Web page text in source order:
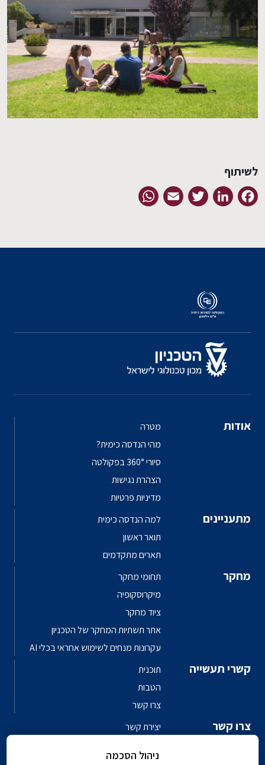
לשיתוף
Facebook
LinkedIn
Twitter
Email
אודות
מטרה
מהי הנדסה כימית?
סיורי 360° בפקולטה
הצהרת נגישות
מדיניות פרטיות
מתעניינים
למה הנדסה כימית
תואר ראשון
תארים מתקדמים
מחקר
תחומי מחקר
מיקרוסקופיה
ציוד מחקר
אתר תשתיות המחקר של הטכניון
עקרונות מנחים לשימוש אחראי בכלי AI
קשרי תעשייה
תוכנית
הטבות
צרו קשר
צרו קשר
יצירת קשר
ספר טלפונים פקולטי
ניהול הסכמה